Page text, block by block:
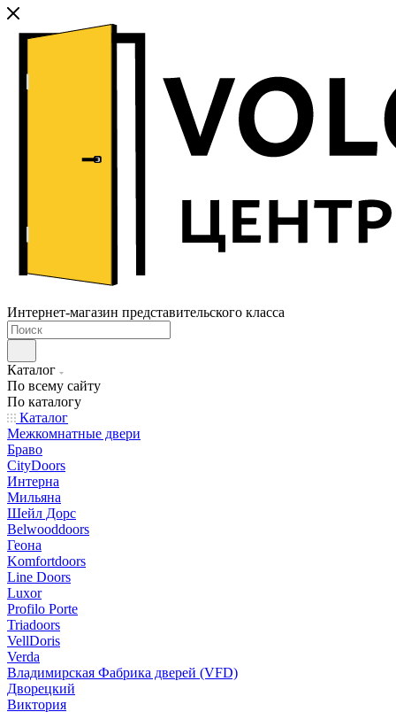
Интернет-магазин представительского класса
Каталог
По всему сайту
По каталогу
Каталог
Межкомнатные двери
Браво
CityDoors
Интерна
Мильяна
Шейл Дорс
Belwooddoors
Геона
Komfortdoors
Line Doors
Luxor
Profilo Porte
Triadoors
VellDoris
Verda
Владимирская Фабрика дверей (VFD)
Дворецкий
Виктория